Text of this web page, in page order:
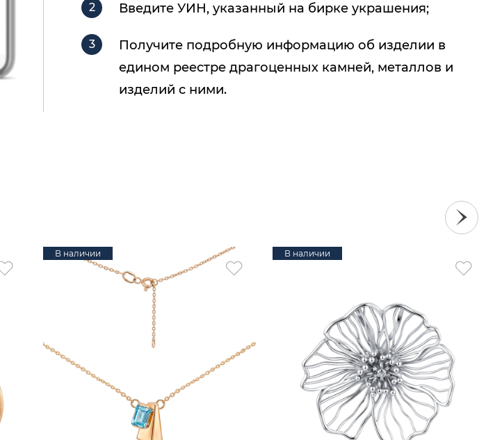
Введите УИН, указанный на бирке украшения;
Получите подробную информацию об изделии в
едином реестре драгоценных камней, металлов и
изделий с ними.
В наличии В наличии